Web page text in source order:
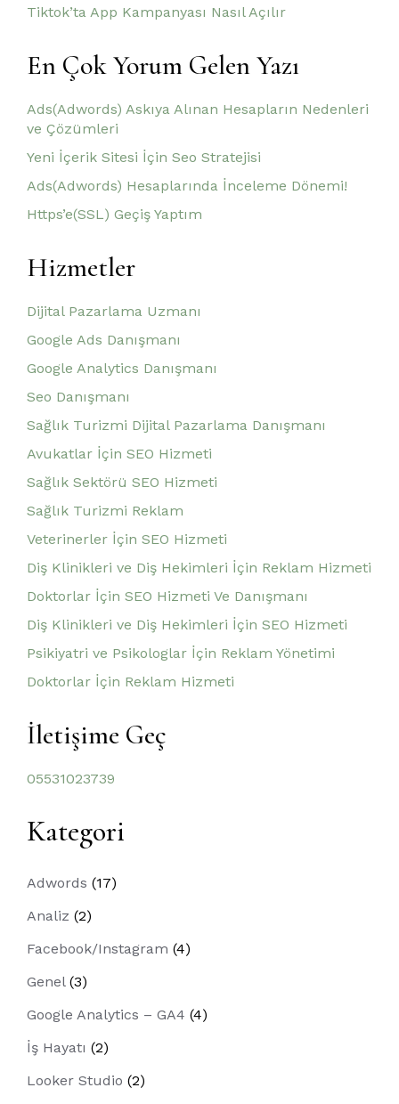
Tiktok’ta App Kampanyası Nasıl Açılır
En Çok Yorum Gelen Yazı
Ads(Adwords) Askıya Alınan Hesapların Nedenleri
ve Çözümleri
Yeni İçerik Sitesi İçin Seo Stratejisi
Ads(Adwords) Hesaplarında İnceleme Dönemi!
Https’e(SSL) Geçiş Yaptım
Hizmetler
Dijital Pazarlama Uzmanı
Google Ads Danışmanı
Google Analytics Danışmanı
Seo Danışmanı
Sağlık Turizmi Dijital Pazarlama Danışmanı
Avukatlar İçin SEO Hizmeti
Sağlık Sektörü SEO Hizmeti
Sağlık Turizmi Reklam
Veterinerler İçin SEO Hizmeti
Diş Klinikleri ve Diş Hekimleri İçin Reklam Hizmeti
Doktorlar İçin SEO Hizmeti Ve Danışmanı
Diş Klinikleri ve Diş Hekimleri İçin SEO Hizmeti
Psikiyatri ve Psikologlar İçin Reklam Yönetimi
Doktorlar İçin Reklam Hizmeti
İletişime Geç
05531023739
Kategori
Adwords (17)
Analiz (2)
Facebook/Instagram (4)
Genel(3)
Google Analytics – GA4 (4)
İş Hayatı (2)
Looker Studio (2)